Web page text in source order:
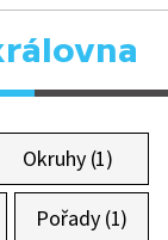
Okruhy (1)
Pořady (1)